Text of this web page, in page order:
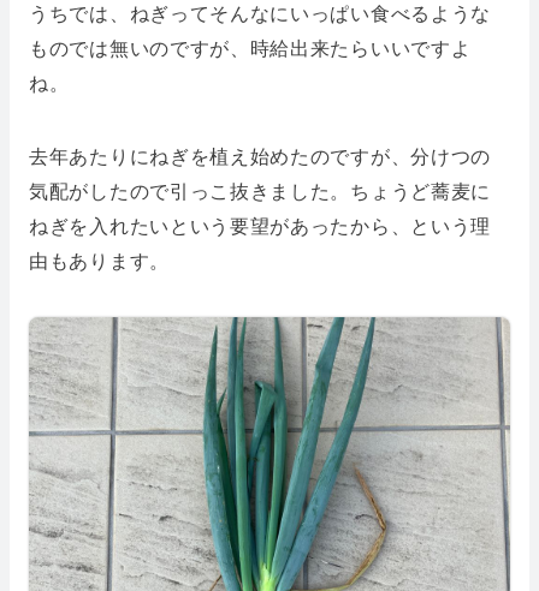
うちでは、ねぎってそんなにいっぱい食べるような
ものでは無いのですが、時給出来たらいいですよ
ね。
去年あたりにねぎを植え始めたのですが、分けつの
気配がしたので引っこ抜きました。ちょうど蕎麦に
ねぎを入れたいという要望があったから、という理
由もあります。